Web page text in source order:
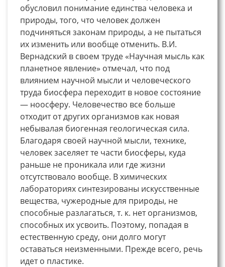
обусловил понимание единства человека и
природы, того, что человек должен
подчиняться законам природы, а не пытаться
их изменить или вообще отменить. В.И.
Вернадский в своем труде «Научная мысль как
планетное явление» отмечал, что под
влиянием научной мысли и человеческого
труда биосфера переходит в новое состояние
— ноосферу. Человечество все больше
отходит от других организмов как новая
небывалая биогенная геологическая сила.
Благодаря своей научной мысли, технике,
человек заселяет те части биосферы, куда
раньше не проникала или где жизни
отсутствовало вообще. В химических
лабораториях синтезированы искусственные
вещества, чужеродные для природы, не
способные разлагаться, т. к. нет организмов,
способных их усвоить. Поэтому, попадая в
естественную среду, они долго могут
оставаться неизменными. Прежде всего, речь
идет о пластике.